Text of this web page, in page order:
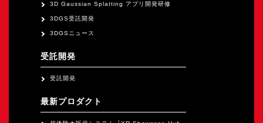
3D Gaussian Splatting アプリ開発研修
3DGS受託開発
3DGSニュース
受託開発
受託開発
最新プロダクト